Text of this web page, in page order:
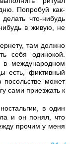
Попробуй как-
что-нибудь
в живую, не
там должно
себя одинокой.
в международном
есть, фиктивный
может
сами приезжать к
в один
и он понял, что
прочим у меня